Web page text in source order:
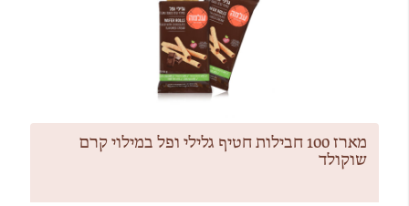
מארז 100 חבילות חטיף גלילי ופל במילוי קרם
שוקולד